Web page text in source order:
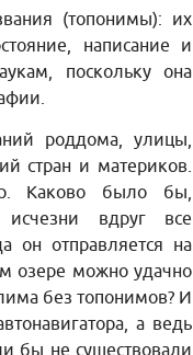
(топонимы): их
написание и
поскольку она
роддома, улицы,
стран и материков.
Каково было бы,
вдруг все
он отправляется на
озере можно удачно
без топонимов? И
а ведь
бы не существовали